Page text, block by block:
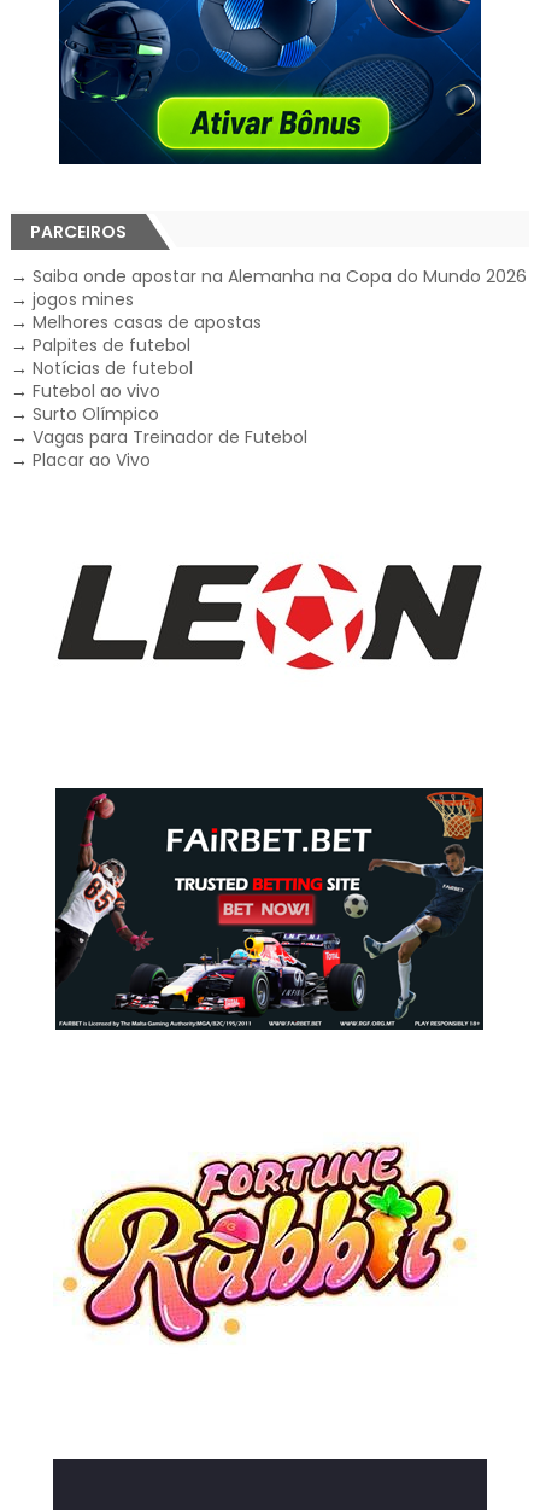
PARCEIROS
→ Saiba onde apostar na Alemanha na Copa do Mundo 2026
→ jogos mines
→ Melhores casas de apostas
→ Palpites de futebol
→ Notícias de futebol
→ Futebol ao vivo
→ Surto Olímpico
→ Vagas para Treinador de Futebol
→ Placar ao Vivo